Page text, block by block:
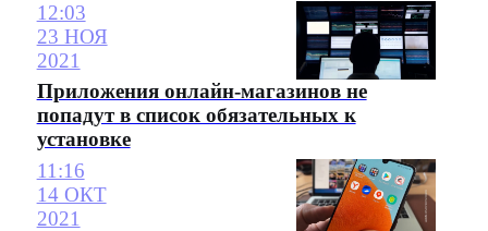
12:03
23 НОЯ
2021
Приложения онлайн-магазинов не
попадут в список обязательных к
установке
11:16
14 ОКТ
2021